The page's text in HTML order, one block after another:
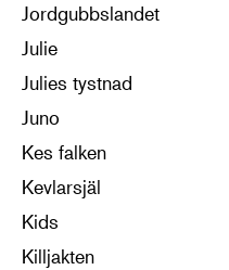
Jordgubbslandet
Julie
Julies tystnad
Juno
Kes falken
Kevlarsjäl
Kids
Killjakten